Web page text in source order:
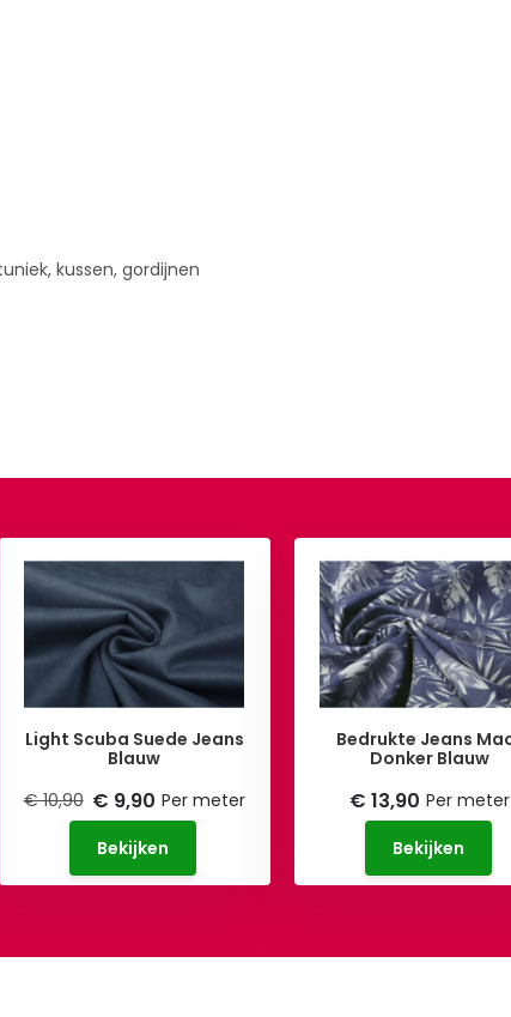
kussen, gordijnen
Light Scuba Suede Jeans
Blauw
€ 10,90 € 9,90 Per meter
Bekijken
Bedrukte Jeans Macy
Donker Blauw
€ 13,90 Per meter
Bekijken